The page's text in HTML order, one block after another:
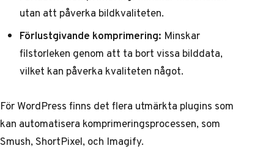
utan att påverka bildkvaliteten.
Förlustgivande komprimering: Minskar
filstorleken genom att ta bort vissa bilddata,
vilket kan påverka kvaliteten något.
För WordPress finns det flera utmärkta plugins som
kan automatisera komprimeringsprocessen, som
Smush, ShortPixel, och Imagify.